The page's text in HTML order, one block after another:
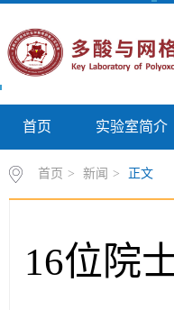
首页 实验室简介
首页 > 新闻 > 正文
16位院